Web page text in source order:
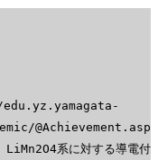
@Achievement.asp
系に対する導電付